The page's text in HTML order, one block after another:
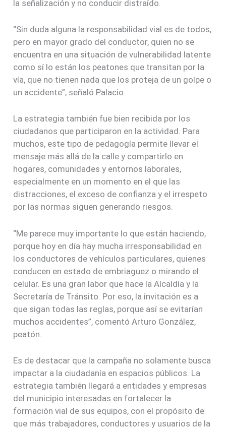
la señalización y no conducir distraído.
“Sin duda alguna la responsabilidad vial es de todos,
pero en mayor grado del conductor, quien no se
encuentra en una situación de vulnerabilidad latente
como sí lo están los peatones que transitan por la
vía, que no tienen nada que los proteja de un golpe o
un accidente”, señaló Palacio.
La estrategia también fue bien recibida por los
ciudadanos que participaron en la actividad. Para
muchos, este tipo de pedagogía permite llevar el
mensaje más allá de la calle y compartirlo en
hogares, comunidades y entornos laborales,
especialmente en un momento en el que las
distracciones, el exceso de confianza y el irrespeto
por las normas siguen generando riesgos.
“Me parece muy importante lo que están haciendo,
porque hoy en día hay mucha irresponsabilidad en
los conductores de vehículos particulares, quienes
conducen en estado de embriaguez o mirando el
celular. Es una gran labor que hace la Alcaldía y la
Secretaría de Tránsito. Por eso, la invitación es a
que sigan todas las reglas, porque así se evitarían
muchos accidentes”, comentó Arturo González,
peatón.
Es de destacar que la campaña no solamente busca
impactar a la ciudadanía en espacios públicos. La
estrategia también llegará a entidades y empresas
del municipio interesadas en fortalecer la
formación vial de sus equipos, con el propósito de
que más trabajadores, conductores y usuarios de la